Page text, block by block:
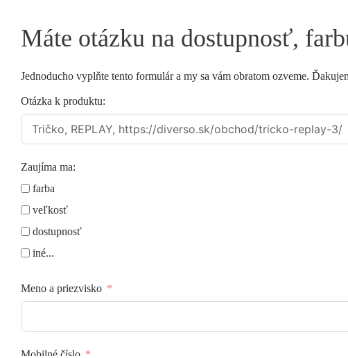
Máte otázku na dostupnosť,
Jednoducho vyplňte tento formulár a my sa vám obratom ozveme.
Otázka k produktu:
Zaujíma ma:
farba
veľkosť
dostupnosť
iné...
Meno a priezvisko
Mobilné číslo